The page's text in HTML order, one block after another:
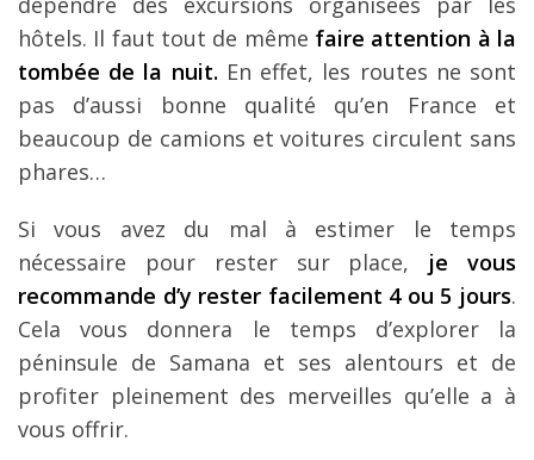
hôtels. Il faut tout de même faire attention à la
tombée de la nuit. En effet, les routes ne sont
pas d’aussi bonne qualité qu’en France et
beaucoup de camions et voitures circulent sans
phares…
Si vous avez du mal à estimer le temps
nécessaire pour rester sur place, je vous
recommande d’y rester facilement 4 ou 5 jours.
Cela vous donnera le temps d’explorer la
péninsule de Samana et ses alentours et de
profiter pleinement des merveilles qu’elle a à
vous offrir.